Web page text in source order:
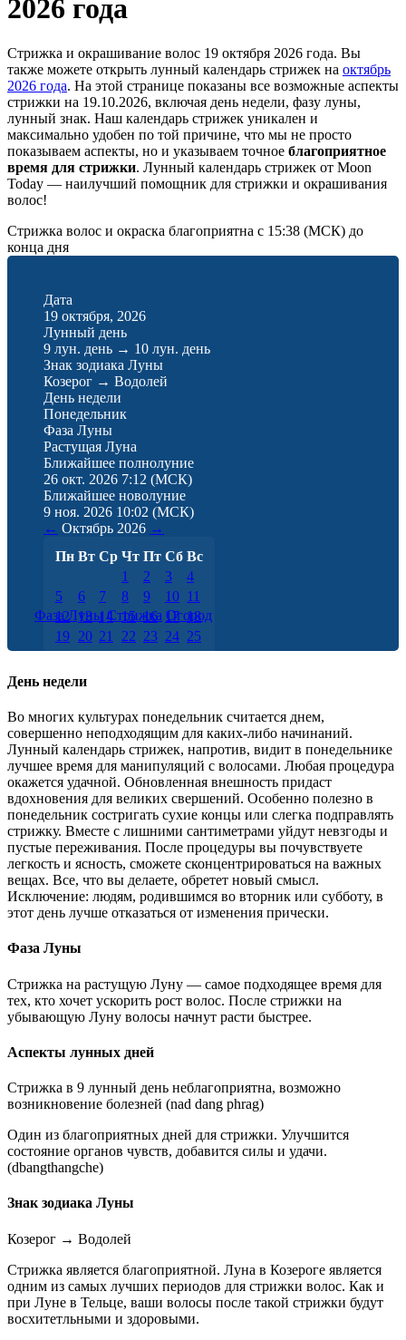
2026 года
Стрижка и окрашивание волос 19 октября 2026 года. Вы
также можете открыть лунный календарь стрижек на октябрь
2026 года. На этой странице показаны все возможные аспекты
стрижки на 19.10.2026, включая день недели, фазу луны,
лунный знак. Наш календарь стрижек уникален и
максимально удобен по той причине, что мы не просто
показываем аспекты, но и указываем точное благоприятное
время для стрижки. Лунный календарь стрижек от Moon
Today — наилучший помощник для стрижки и окрашивания
волос!
Стрижка волос и окраска благоприятна с 15:38 (МСК) до
конца дня
Дата
19 октября, 2026
Лунный день
9 лун. день → 10 лун. день
Знак зодиака Луны
Козерог → Водолей
День недели
Понедельник
Фаза Луны
Растущая Луна
Ближайшее полнолуние
26 окт. 2026 7:12 (МСК)
Ближайшее новолуние
9 ноя. 2026 10:02 (МСК)
← Октябрь 2026 →
Пн Вт Ср Чт Пт Сб Вс
1
2 3
4
5
6 7 8 9 10 11
12 13 14 15 16 17 18
19 20 21 22 23 24 25
26 27 28 29 30 31
Фаза Луны Стрижка Огород
День недели
Во многих культурах понедельник считается днем,
совершенно неподходящим для каких-либо начинаний.
Лунный календарь стрижек, напротив, видит в понедельнике
лучшее время для манипуляций с волосами. Любая процедура
окажется удачной. Обновленная внешность придаст
вдохновения для великих свершений. Особенно полезно в
понедельник состригать сухие концы или слегка подправлять
стрижку. Вместе с лишними сантиметрами уйдут невзгоды и
пустые переживания. После процедуры вы почувствуете
легкость и ясность, сможете сконцентрироваться на важных
вещах. Все, что вы делаете, обретет новый смысл.
Исключение: людям, родившимся во вторник или субботу, в
этот день лучше отказаться от изменения прически.
Фаза Луны
Стрижка на растущую Луну — самое подходящее время для
тех, кто хочет ускорить рост волос. После стрижки на
убывающую Луну волосы начнут расти быстрее.
Аспекты лунных дней
Стрижка в 9 лунный день неблагоприятна, возможно
возникновение болезней (nad dang phrag)
Один из благоприятных дней для стрижки. Улучшится
состояние органов чувств, добавится силы и удачи.
(dbangthangche)
Знак зодиака Луны
Козерог → Водолей
Стрижка является благоприятной. Луна в Козероге является
одним из самых лучших периодов для стрижки волос. Как и
при Луне в Тельце, ваши волосы после такой стрижки будут
восхитетльными и здоровыми.